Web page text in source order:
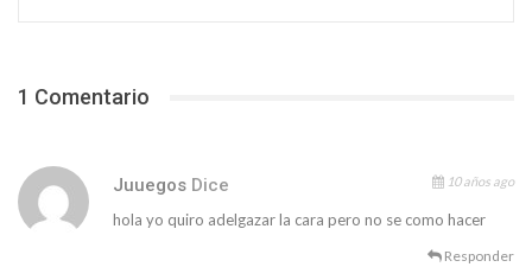
1 Comentario
Juuegos Dice 10 años ago
hola yo quiro adelgazar la cara pero no se como hacer
Responder